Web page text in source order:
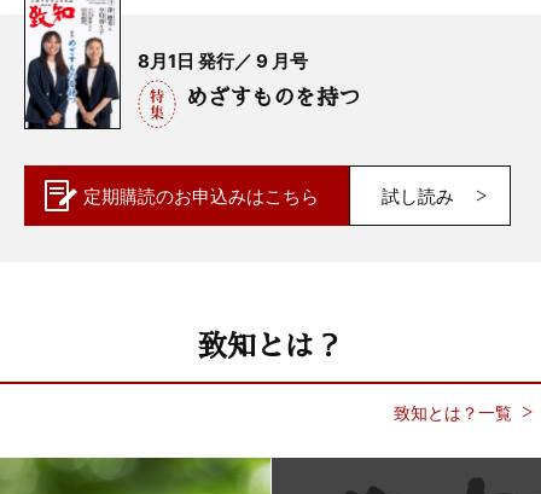
8月1日 発行／ 9 月号
めざすものを持つ
定期購読のお申込みはこちら 試し読み
致知とは？
致知とは？一覧